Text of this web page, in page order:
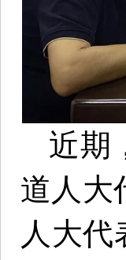
近期
道人大
人大